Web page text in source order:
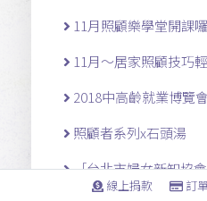
11月照顧樂學堂開課
11月～居家照顧技巧
2018中高齡就業博覽會
照顧者系列x石頭湯
［台北市婦女新知協
線上捐款 訂